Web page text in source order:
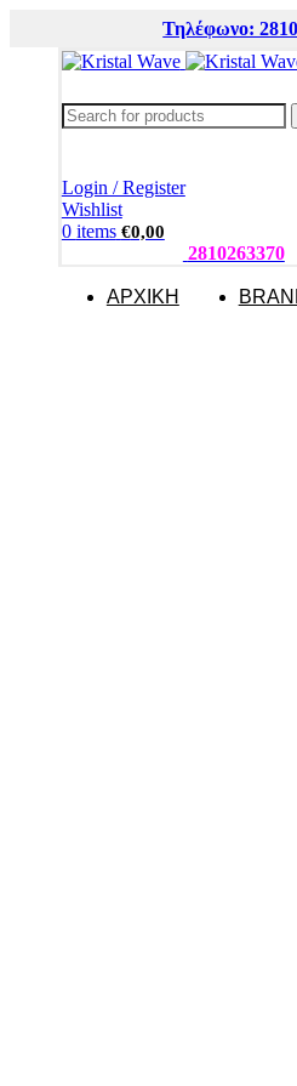
Τηλέφωνο:
Login / Register
Wishlist
0 items €0,00
2810263370
ΑΡΧΙΚΗ